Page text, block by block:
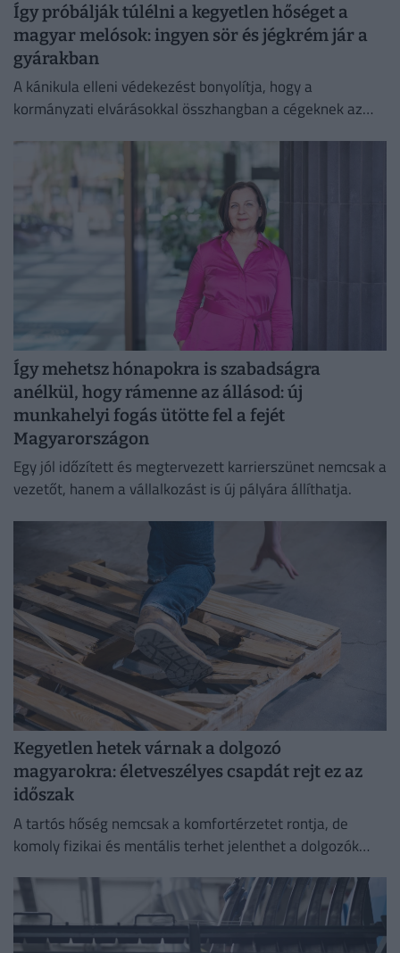
Így próbálják túlélni a kegyetlen hőséget a
magyar melósok: ingyen sör és jégkrém jár a
gyárakban
A kánikula elleni védekezést bonyolítja, hogy a
kormányzati elvárásokkal összhangban a cégeknek az
Így mehetsz hónapokra is szabadságra
anélkül, hogy rámenne az állásod: új
munkahelyi fogás ütötte fel a fejét
Magyarországon
Egy jól időzített és megtervezett karrierszünet nemcsak a
vezetőt, hanem a vállalkozást is új pályára állíthatja.
Kegyetlen hetek várnak a dolgozó
magyarokra: életveszélyes csapdát rejt ez az
időszak
A tartós hőség nemcsak a komfortérzetet rontja, de
komoly fizikai és mentális terhet jelenthet a dolgozók